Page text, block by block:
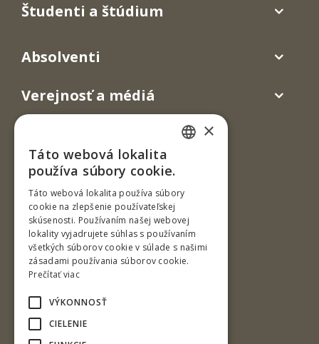
Ul. T. G. Masaryka 24
960 01 Zvolen
Študenti a štúdium
Absolventi
Verejnosť a médiá
×
Táto webová lokalita
používa súbory cookie.
Táto webová lokalita používa súbory
cookie na zlepšenie používateľskej
skúsenosti. Používaním našej webovej
lokality vyjadrujete súhlas s používaním
všetkých súborov cookie v súlade s našimi
zásadami používania súborov cookie.
Prečítať viac
VÝKONNOSŤ
CIELENIE